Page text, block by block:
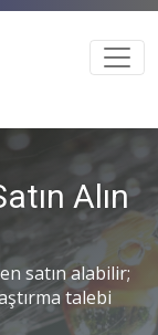
Alın
satın alabilir;
talebi